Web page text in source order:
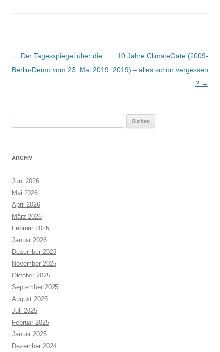
Beitrags-
Navigation
← Der Tagesspiegel über die
Berlin-Demo vom 23. Mai 2019
10 Jahre ClimateGate (2009-
2019) – alles schon vergessen
? →
ARCHIV
Juni 2026
Mai 2026
April 2026
März 2026
Februar 2026
Januar 2026
Dezember 2025
November 2025
Oktober 2025
September 2025
August 2025
Juli 2025
Februar 2025
Januar 2025
Dezember 2024